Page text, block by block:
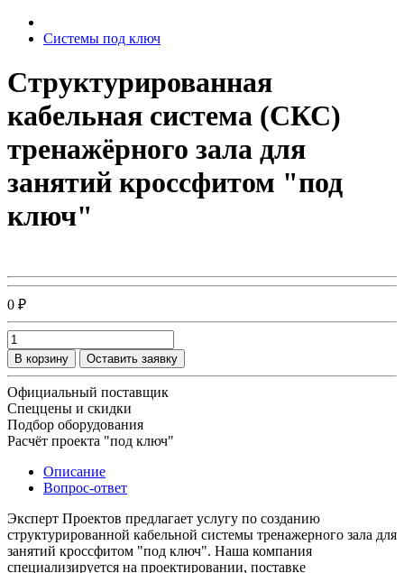
Системы под ключ
Структурированная
кабельная система (СКС)
тренажёрного зала для
занятий кроссфитом "под
ключ"
0 ₽
В корзину Оставить заявку
Официальный поставщик
Спеццены и скидки
Подбор оборудования
Расчёт проекта "под ключ"
Описание
Вопрос-ответ
Эксперт Проектов предлагает услугу по созданию
структурированной кабельной системы тренажерного зала для
занятий кроссфитом "под ключ". Наша компания
специализируется на проектировании, поставке